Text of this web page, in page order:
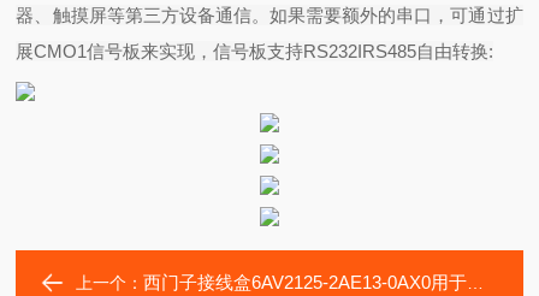
器、触摸屏等第三方设备通信。如果需要额外的串口，可通过扩
展CMO1信号板来实现，信号板支持RS232IRS485自由转换:
上一个：西门子接线盒6AV2125-2AE13-0AX0用于移动面板模块